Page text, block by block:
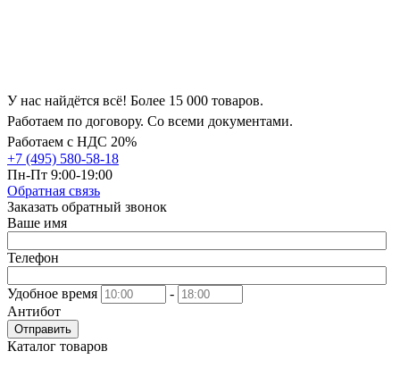
У нас найдётся всё! Более 15 000 товаров.
Работаем по договору. Со всеми документами.
Работаем с НДС 20%
+7 (495) 580-58-18
Пн-Пт 9:00-19:00
Обратная связь
Заказать обратный звонок
Ваше имя
Телефон
Удобное время
-
Антибот
Отправить
Каталог товаров